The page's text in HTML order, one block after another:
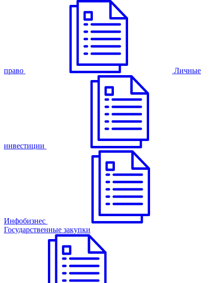
право Личные
инвестиции
Инфобизнес
Государственные закупки